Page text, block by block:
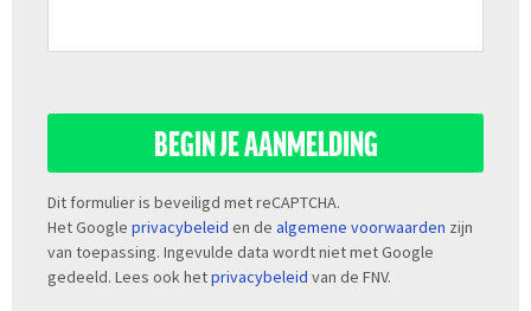
Dit formulier is beveiligd met reCAPTCHA.
Het Google privacybeleid en de algemene voorwaarden zijn
van toepassing. Ingevulde data wordt niet met Google
gedeeld. Lees ook hetprivacybeleid van de FNV.
BEGIN JE AANMELDING